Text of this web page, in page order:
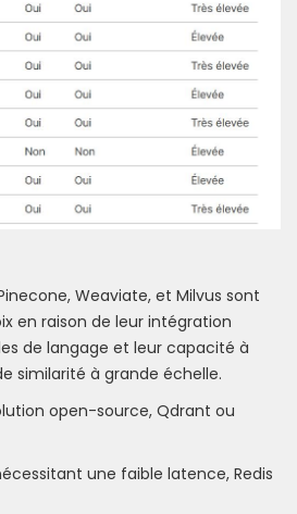
Weaviate, et Milvus sont
en raison de leur intégration
de langage et leur capacité à
similarité à grande échelle.
open-source, Qdrant ou
une faible latence, Redis